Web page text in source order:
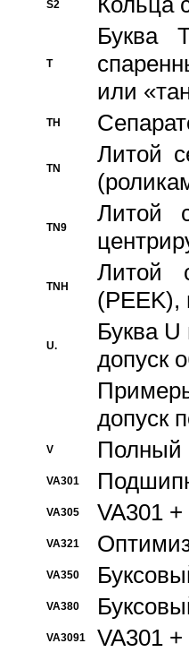
S2
T
Буква
или
TH
TN
Литой
TN9
Литой
TNH
Литой
U.
Буква
допуск
допуск
V Полный
VA301
VA305 VA301
VA321
VA350
VA380
VA3091 VA301